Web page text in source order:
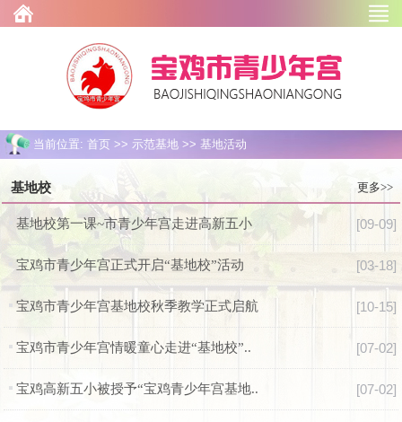
当前位置: 首页 >> 示范基地 >> 基地活动
基地校 更多>>
基地校第一课~市青少年宫走进高新五小 [09-09]
宝鸡市青少年宫正式开启“基地校”活动 [03-18]
宝鸡市青少年宫基地校秋季教学正式启航 [10-15]
宝鸡市青少年宫情暖童心走进“基地校”.. [07-02]
宝鸡高新五小被授予“宝鸡青少年宫基地.. [07-02]